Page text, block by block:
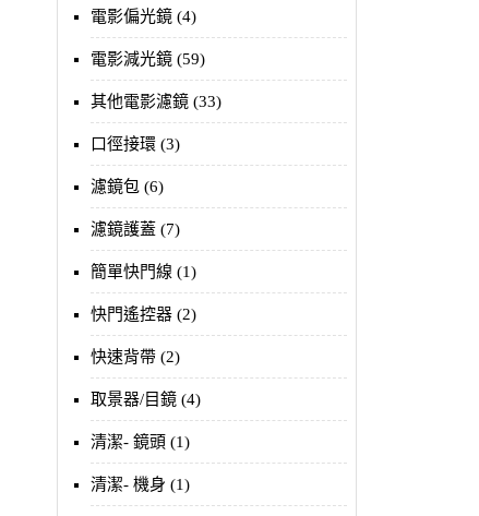
電影偏光鏡 (4)
電影減光鏡 (59)
其他電影濾鏡 (33)
口徑接環 (3)
濾鏡包 (6)
濾鏡護蓋 (7)
簡單快門線 (1)
快門遙控器 (2)
快速背帶 (2)
取景器/目鏡 (4)
清潔- 鏡頭 (1)
清潔- 機身 (1)